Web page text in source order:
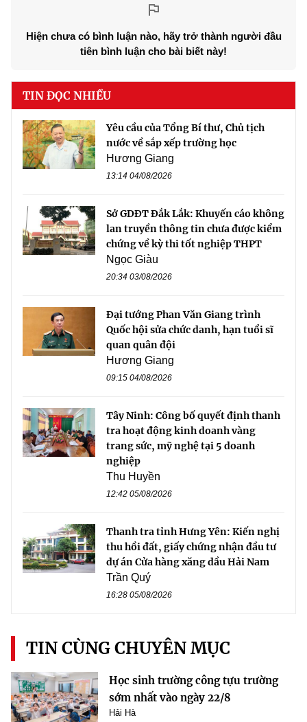
Hiện chưa có bình luận nào, hãy trở thành người đầu
tiên bình luận cho bài biết này!
TIN ĐỌC NHIỀU
Yêu cầu của Tổng Bí thư, Chủ tịch
nước về sắp xếp trường học
Hương Giang
13:14 04/08/2026
Sở GDĐT Đắk Lắk: Khuyến cáo không
lan truyền thông tin chưa được kiểm
chứng về kỳ thi tốt nghiệp THPT
Ngọc Giàu
20:34 03/08/2026
Đại tướng Phan Văn Giang trình
Quốc hội sửa chức danh, hạn tuổi sĩ
quan quân đội
Hương Giang
09:15 04/08/2026
Tây Ninh: Công bố quyết định thanh
tra hoạt động kinh doanh vàng
trang sức, mỹ nghệ tại 5 doanh
nghiệp
Thu Huyền
12:42 05/08/2026
Thanh tra tỉnh Hưng Yên: Kiến nghị
thu hồi đất, giấy chứng nhận đầu tư
dự án Cửa hàng xăng dầu Hải Nam
Trần Quý
16:28 05/08/2026
TIN CÙNG CHUYÊN MỤC
Học sinh trường công tựu trường
sớm nhất vào ngày 22/8
Hải Hà